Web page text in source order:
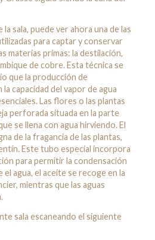
la sala, puede ver ahora una de las
para captar y conservar
materias primas: la destilación,
de cobre. Esta técnica se
que la producción de
capacidad del vapor de agua
Las flores o las plantas
perforada situada en la parte
se llena con agua hirviendo. El
de la fragancia de las plantas,
Este tubo especial incorpora
para permitir la condensación
el agua, el aceite se recoge en la
mientras que las aguas
sala escaneando el siguiente